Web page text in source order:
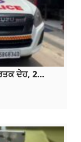
ਦੇਹ, 2...